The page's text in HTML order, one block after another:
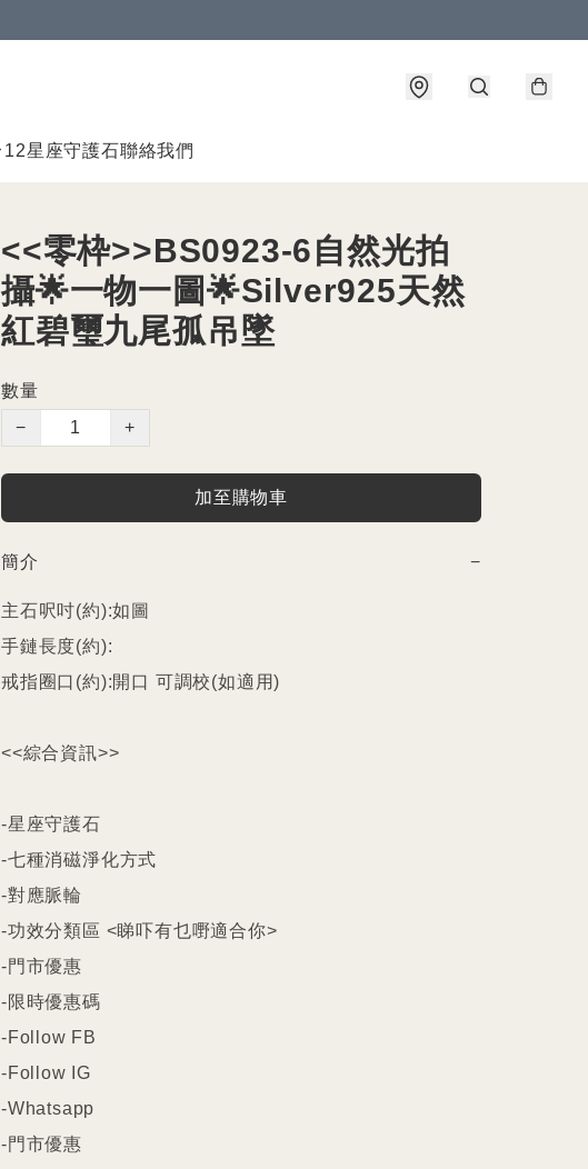
12星座守護石聯絡我們
<<零枠>>BS0923-6自然光拍
攝🌟一物一圖🌟Silver925天然
紅碧璽九尾孤吊墜
數量
−
+
加至購物車
簡介 −
主石呎吋(約):如圖
手鏈長度(約):
戒指圈口(約):開口 可調校(如適用)
<<綜合資訊>>
-星座守護石
-七種消磁淨化方式
-對應脈輪
-功效分類區 <睇吓有乜嘢適合你>
-門市優惠
-限時優惠碼
-Follow FB
-Follow IG
-Whatsapp
-門市優惠